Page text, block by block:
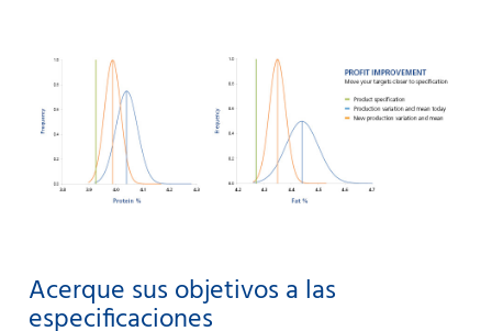
Acerque sus objetivos a las
especificaciones